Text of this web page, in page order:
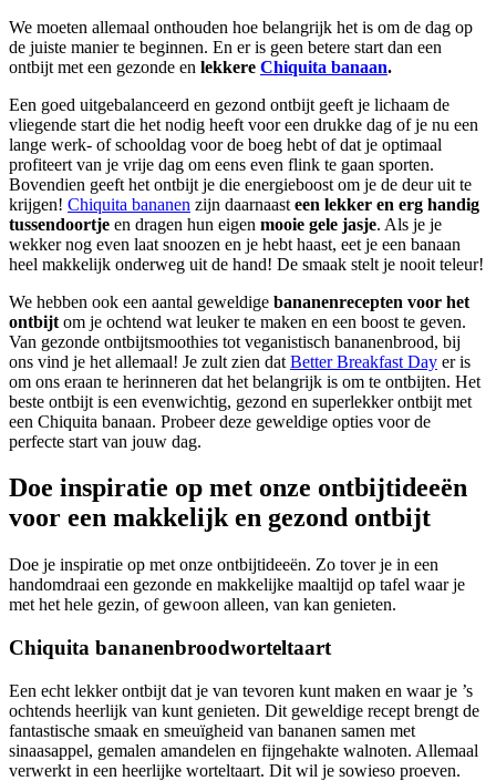
We moeten allemaal onthouden hoe belangrijk het is om de dag op
de juiste manier te beginnen. En er is geen betere start dan een
ontbijt met een gezonde en lekkere Chiquita banaan.
Een goed uitgebalanceerd en gezond ontbijt geeft je lichaam de
vliegende start die het nodig heeft voor een drukke dag of je nu een
lange werk- of schooldag voor de boeg hebt of dat je optimaal
profiteert van je vrije dag om eens even flink te gaan sporten.
Bovendien geeft het ontbijt je die energieboost om je de deur uit te
krijgen! Chiquita bananen zijn daarnaast een lekker en erg handig
tussendoortje en dragen hun eigen mooie gele jasje. Als je je
wekker nog even laat snoozen en je hebt haast, eet je een banaan
heel makkelijk onderweg uit de hand! De smaak stelt je nooit teleur!
We hebben ook een aantal geweldige bananenrecepten voor het
ontbijt om je ochtend wat leuker te maken en een boost te geven.
Van gezonde ontbijtsmoothies tot veganistisch bananenbrood, bij
ons vind je het allemaal! Je zult zien dat Better Breakfast Day er is
om ons eraan te herinneren dat het belangrijk is om te ontbijten. Het
beste ontbijt is een evenwichtig, gezond en superlekker ontbijt met
een Chiquita banaan. Probeer deze geweldige opties voor de
perfecte start van jouw dag.
Doe inspiratie op met onze ontbijtideeën
voor een makkelijk en gezond ontbijt
Doe je inspiratie op met onze ontbijtideeën. Zo tover je in een
handomdraai een gezonde en makkelijke maaltijd op tafel waar je
met het hele gezin, of gewoon alleen, van kan genieten.
Chiquita bananenbroodworteltaart
Een echt lekker ontbijt dat je van tevoren kunt maken en waar je ’s
ochtends heerlijk van kunt genieten. Dit geweldige recept brengt de
fantastische smaak en smeuïgheid van bananen samen met
sinaasappel, gemalen amandelen en fijngehakte walnoten. Allemaal
verwerkt in een heerlijke worteltaart. Dit wil je sowieso proeven.